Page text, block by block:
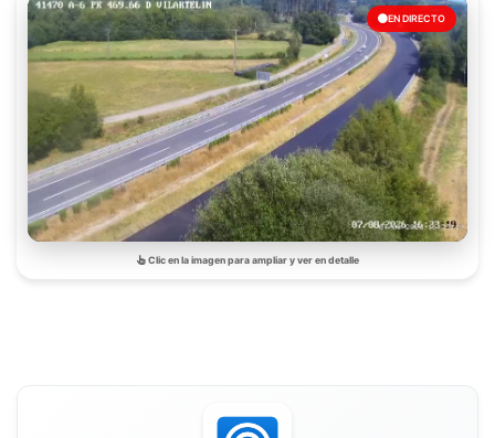
EN DIRECTO
Clic en la imagen para ampliar y ver en detalle